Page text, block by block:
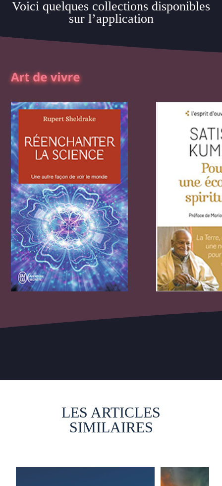
Voici quelques collections disponibles
sur l’application
LES ARTICLES
SIMILAIRES